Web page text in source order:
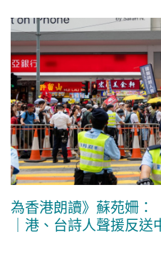
為香港朗讀》蘇苑姍
｜港、台詩人聲援反送